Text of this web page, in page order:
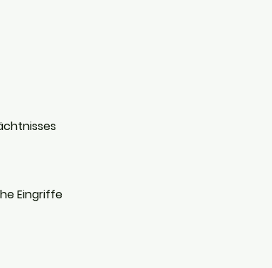
Eingriffe